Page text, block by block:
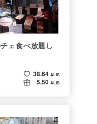
ェ食べ放題し
38.64 ALIS
5.50 ALIS